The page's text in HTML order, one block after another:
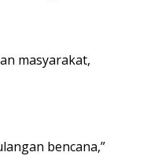
masyarakat,
bencana,”